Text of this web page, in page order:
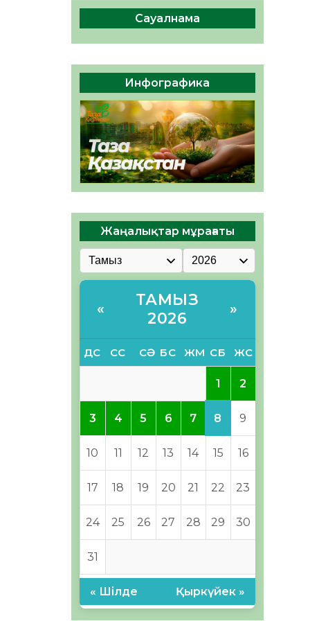
Руслан Рүстемұлы облыс
әкімінің кеңесшісі болып
тағайындалды
05.08.2026
51 0
Сауалнама
Инфографика
Жаңалықтар мұрағаты
«
ТАМЫЗ
2026
»
ДС СС СӘ БС ЖМ СБ ЖС
1 2
3 4 5 6 7 8 9
10 11 12 13 14 15 16
17 18 19 20 21 22 23
24 25 26 27 28 29 30
31
« Шілде Қыркүйек »